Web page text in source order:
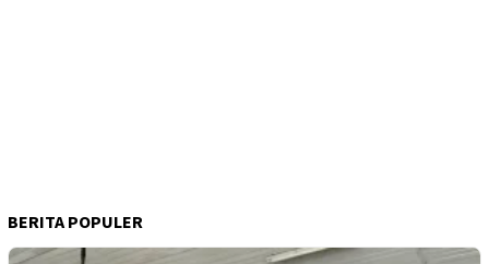
BERITA POPULER